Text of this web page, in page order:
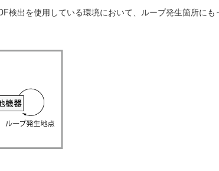
検出を使用している環境において、ループ発生箇所に